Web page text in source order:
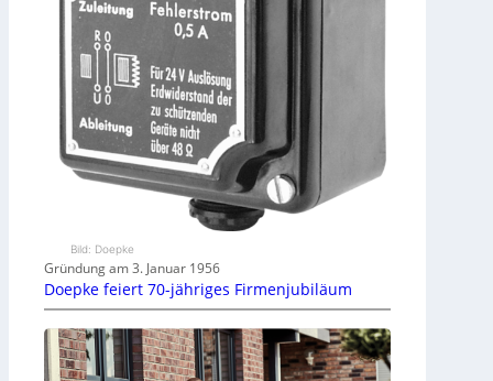
Bild: Doepke
Gründung am 3. Januar 1956
Doepke feiert 70-jähriges Firmenjubiläum